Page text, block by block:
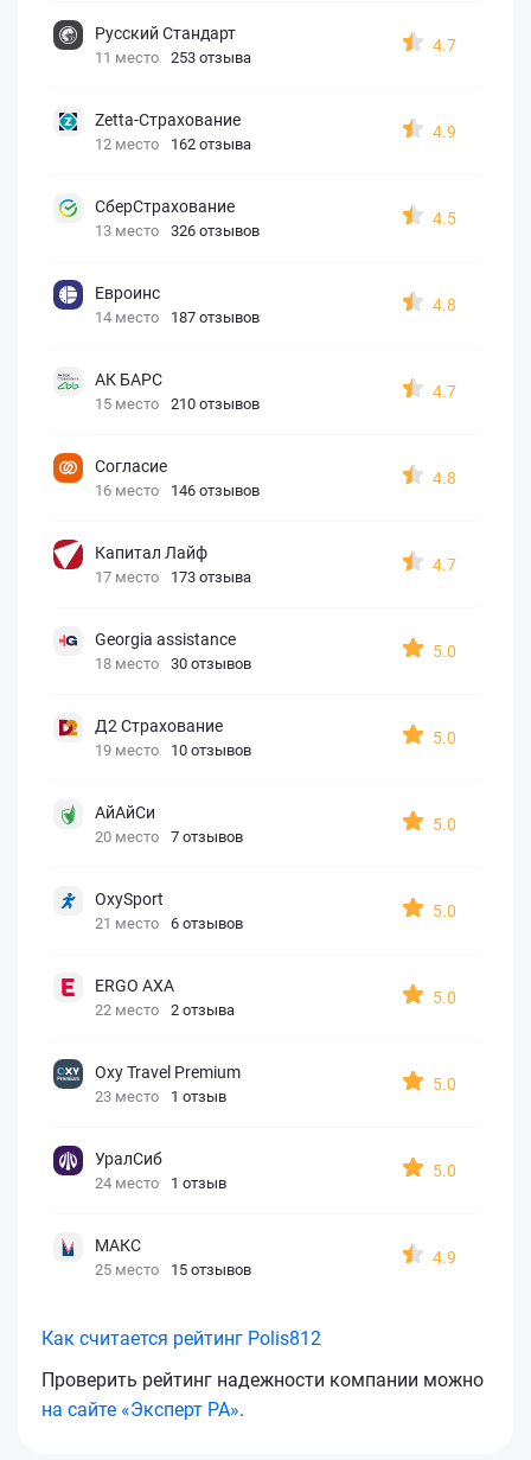
Русский Стандарт
11 место 253 отзыва
4.7
Zetta-Страхование
12 место 162 отзыва
4.9
СберСтрахование
13 место 326 отзывов
4.5
Евроинс
14 место 187 отзывов
4.8
АК БАРС
15 место 210 отзывов
4.7
Согласие
16 место 146 отзывов
4.8
Капитал Лайф
17 место 173 отзыва
4.7
Georgia assistance
18 место 30 отзывов
5.0
Д2 Страхование
19 место 10 отзывов
5.0
АйАйСи
20 место 7 отзывов
5.0
OxySport
21 место 6 отзывов
5.0
ERGO AXA
22 место 2 отзыва
5.0
Oxy Travel Premium
23 место 1 отзыв
5.0
УралСиб
24 место 1 отзыв
5.0
МАКС
25 место 15 отзывов
4.9
Как считается рейтинг Polis812
Проверить рейтинг надежности компании можно
на сайте «Эксперт РА».